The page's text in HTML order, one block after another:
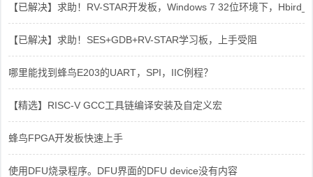
【已解决】求助！RV-STAR开发板，Windows 7 32位环境下，
【已解决】求助！SES+GDB+RV-STAR学习板，上手受阻
哪里能找到蜂鸟E203的UART，SPI，IIC例程？
【精选】RISC-V GCC工具链编译安装及自定义宏
蜂鸟FPGA开发板快速上手
使用DFU烧录程序。DFU界面的DFU device没有内容